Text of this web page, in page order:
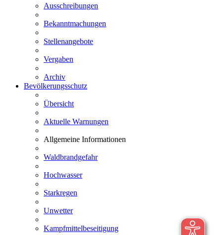
Ausschreibungen
Bekanntmachungen
Stellenangebote
Vergaben
Archiv
Bevölkerungsschutz
Übersicht
Aktuelle Warnungen
Allgemeine Informationen
Waldbrandgefahr
Hochwasser
Starkregen
Unwetter
Kampfmittelbeseitigung